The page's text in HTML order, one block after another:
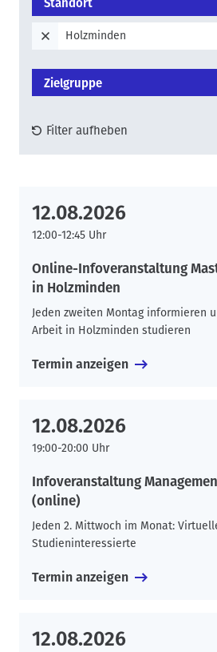
Standort
Holzminden
Zielgruppe
Filter aufheben
12.08.2026
12:00-12:45 Uhr
Online-Infoveranstaltung
in Holzminden
Jeden zweiten Montag informieren
Arbeit in Holzminden studieren
Termin anzeigen
12.08.2026
19:00-20:00 Uhr
Infoveranstaltung
(online)
Jeden 2. Mittwoch im Monat:
Studieninteressierte
Termin anzeigen
12.08.2026